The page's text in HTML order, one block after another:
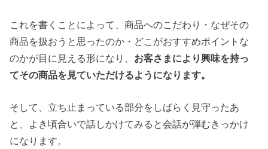
これを書くことによって、商品へのこだわり・なぜその
商品を扱おうと思ったのか・どこがおすすめポイントな
のかが目に見える形になり、 お客さまにより興味を持っ
てその商品を見ていただけるようになります。
そして、立ち止まっている部分をしばらく見守ったあ
と、よき頃合いで話しかけてみると会話が弾むきっかけ
になります。